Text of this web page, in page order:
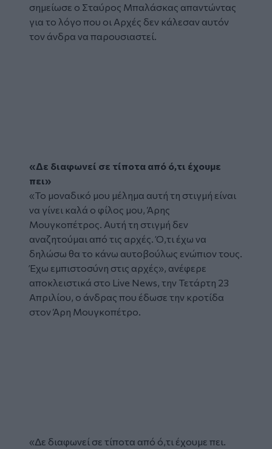
σημείωσε ο Σταύρος Μπαλάσκας απαντώντας
για το λόγο που οι Αρχές δεν κάλεσαν αυτόν
τον άνδρα να παρουσιαστεί.
«Δε διαφωνεί σε τίποτα από ό,τι έχουμε
πει»
«Το μοναδικό μου μέλημα αυτή τη στιγμή είναι
να γίνει καλά ο φίλος μου, Άρης
Μουγκοπέτρος. Αυτή τη στιγμή δεν
αναζητούμαι από τις αρχές. Ό,τι έχω να
δηλώσω θα το κάνω αυτοβούλως ενώπιον τους.
Έχω εμπιστοσύνη στις αρχές», ανέφερε
αποκλειστικά στο Live News, την Τετάρτη 23
Απριλίου, ο άνδρας που έδωσε την κροτίδα
στον Άρη Μουγκοπέτρο.
«Δε διαφωνεί σε τίποτα από ό,τι έχουμε πει.